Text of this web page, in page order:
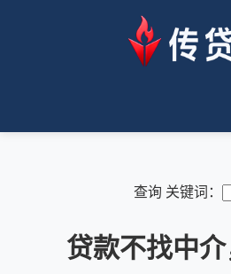
查询 关键词：
贷款不找中